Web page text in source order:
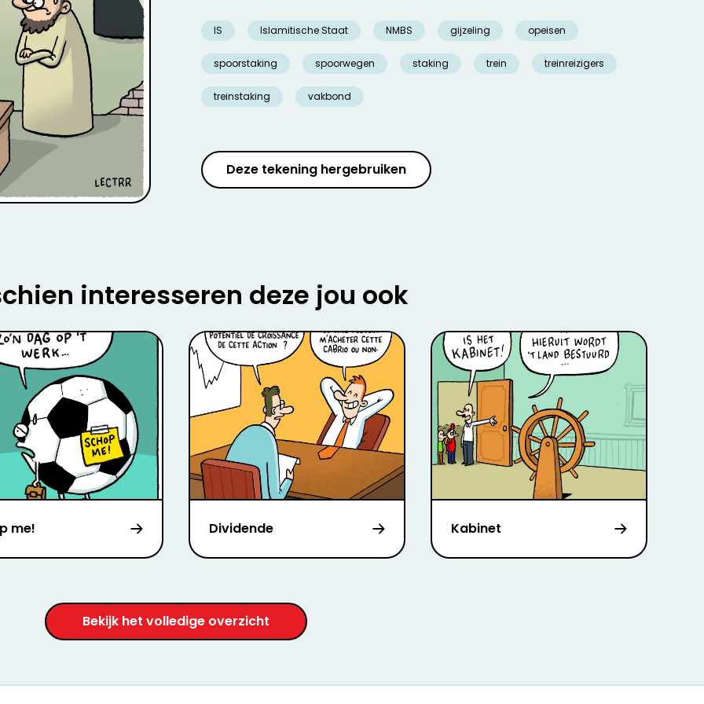
IS Islamitische Staat NMBS gijzeling opeisen
spoorstaking spoorwegen staking trein treinreizigers
treinstaking vakbond
Deze tekening hergebruiken
interesseren deze jou ook
me! Dividende Kabinet
Bekijk het volledige overzicht